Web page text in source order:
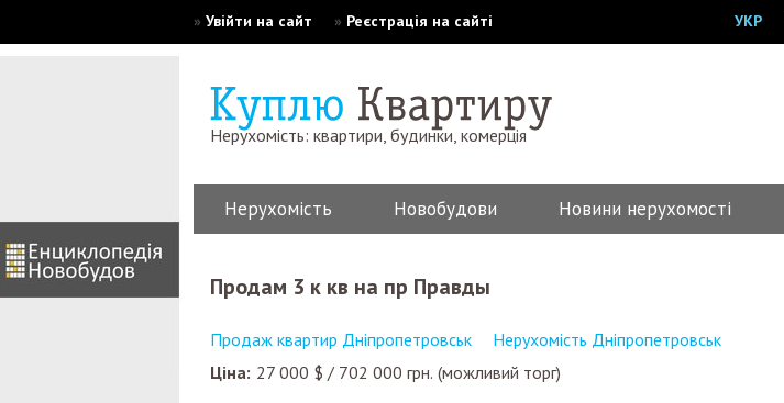
» Увійти на сайт » Реєстрація на сайті УКР
Нерухомість: квартири, будинки, комерція
Нерухомість Новобудови Новини нерухомості
Продам 3 к кв на пр Правды
Продаж квартир Дніпропетровськ
Нерухомість Дніпропетровськ
Ціна: 27 000 $ / 702 000 грн. (можливий торг)